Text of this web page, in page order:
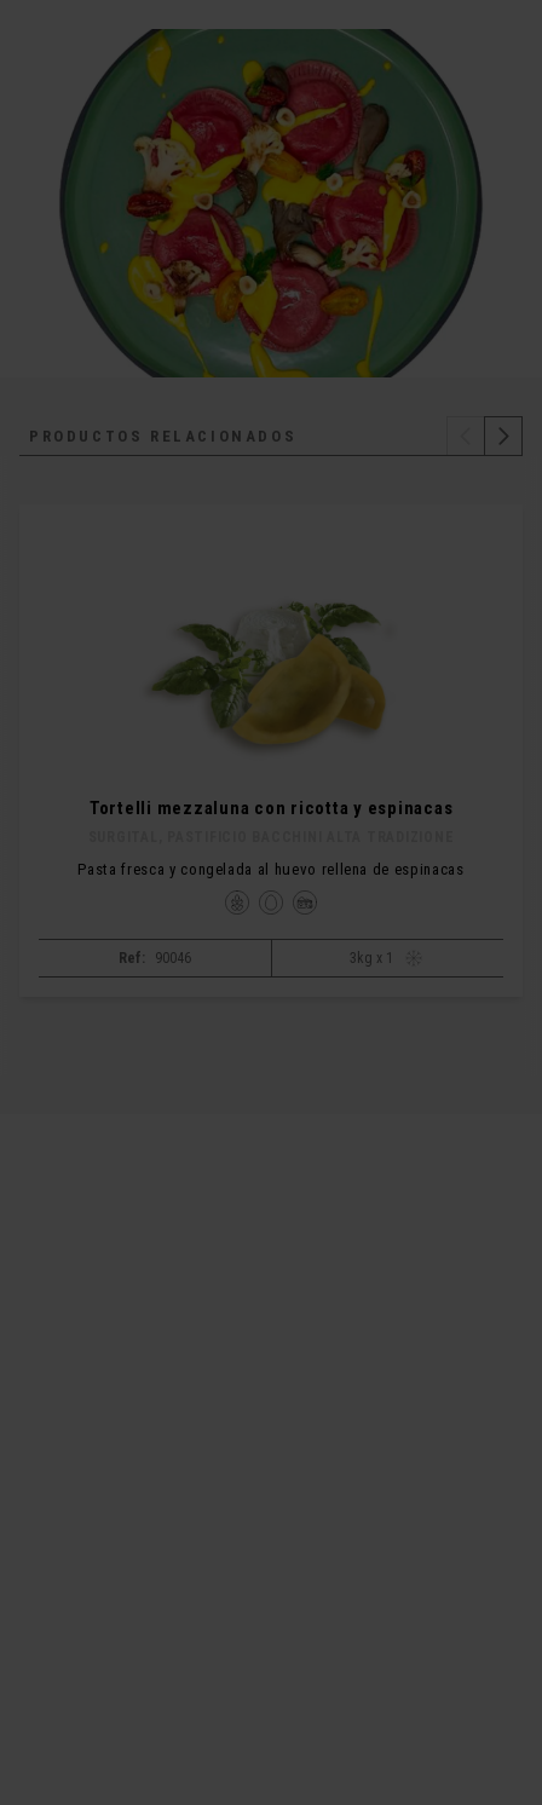
PRODUCTOS RELACIONADOS
Tortelli mezzaluna con ricotta y espinacas
Pasta fresca y congelada al huevo rellena de espinacas
Ref: 90046 3kg x 1